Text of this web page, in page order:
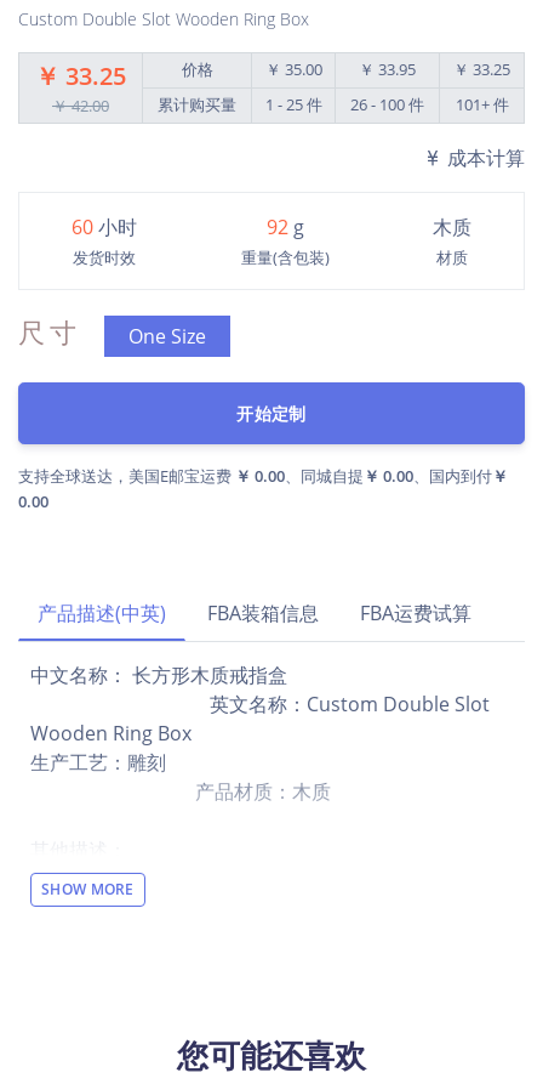
Custom Double Slot Wooden Ring Box
￥ 33.25
￥ 42.00
价格 ￥ 35.00 ￥ 33.95
￥ 33.25
累计购买量
1 - 25 件 26 - 100 件 101+ 件
成本计算
60小时
发货时效
92g
重量(含包装)
木质
材质
尺寸 One Size
开始定制
支持全球送达，美国E邮宝运费 ￥ 0.00、同城自提 ￥ 0.00、国内到付￥
0.00
产品描述(中英) FBA装箱信息 FBA运费试算
中文名称： 长方形木质戒指盒
英文名称：Custom Double Slot
Wooden Ring Box
生产工艺：雕刻
产品材质：木质
【设计说明】局部雕刻
【材质说明】木质
【适用场景】适用于家庭、旅行，是理想的礼物选择。
SHOW MORE
您可能还喜欢